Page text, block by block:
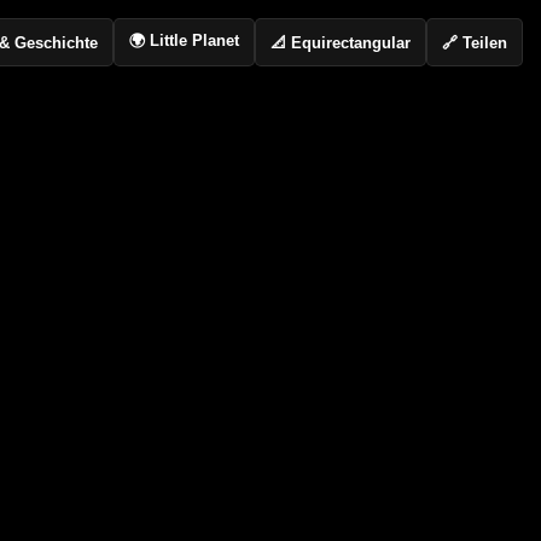
Geschichte 🌍 Little Planet 📐 Equirectangular 🔗 Teilen